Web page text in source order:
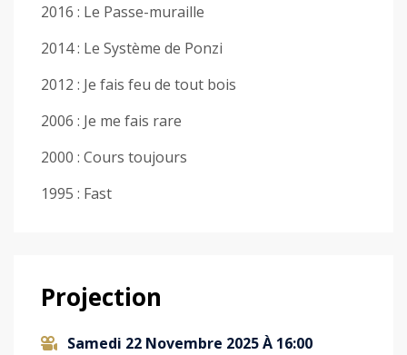
2016 : Le Passe-muraille
2014 : Le Système de Ponzi
2012 : Je fais feu de tout bois
2006 : Je me fais rare
2000 : Cours toujours
1995 : Fast
Projection
Samedi 22 Novembre 2025 À 16:00